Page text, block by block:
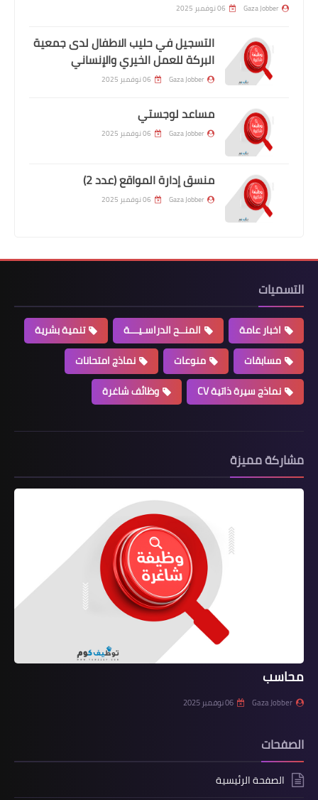
Gaza Jobber 06 نوفمبر 2025
التسجيل في حليب الاطفال لدى جمعية
البركة للعمل الخيري والإنساني
Gaza Jobber 06 نوفمبر 2025
مساعد لوجستي
Gaza Jobber 06 نوفمبر 2025
منسق إدارة المواقع (عدد 2)
Gaza Jobber 06 نوفمبر 2025
التسميات
اخبار عامة المنــح الدراسـيـــة
تنمية بشرية
مسابقات
منوعات
نماذج امتحانات
نماذج سيرة ذاتية CV
وظائف شاغرة
مشاركة مميزة
محاسب
Gaza Jobber 06 نوفمبر 2025
الصفحات
الصفحة الرئيسية